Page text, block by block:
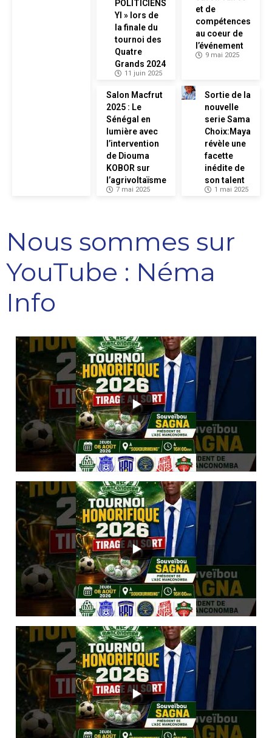
POLITICIENS
YI » lors de
la finale du
tournoi des
Quatre
Grands 2024
11 juin 2025
et de
compétences
au coeur de
l’événement
9 mai 2025
Salon Macfrut
2025 : Le
Sénégal en
lumière avec
l’intervention
de Diouma
KOBOR sur
l’agrivoltaïsme
7 mai 2025
Sortie de la
nouvelle
serie Sama
Choix:Maya
révèle une
facette
inédite de
son talent
1 mai 2025
Nous sommes sur
YouTube : Néma
Info